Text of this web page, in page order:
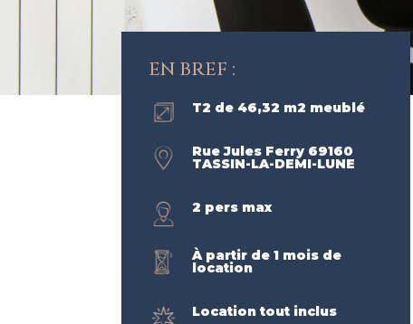
EN BREF :
T2 de 46,32 m2 meublé
Rue Jules Ferry 69160
TASSIN-LA-DEMI-LUNE
2 pers max
À partir de 1 mois de
location
Location tout inclus